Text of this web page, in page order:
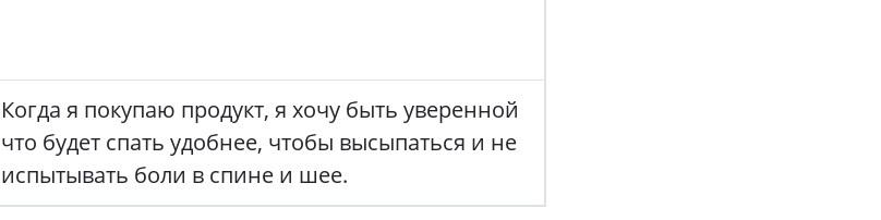
Когда я покупаю продукт, я хочу быть уверенной
что будет спать удобнее, чтобы высыпаться и не
испытывать боли в спине и шее.